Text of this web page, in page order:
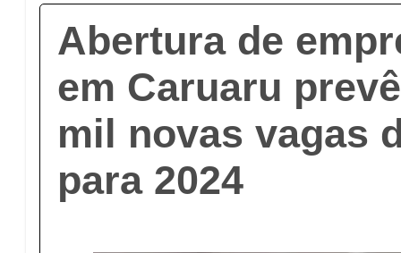
Abertura de
em Caruaru
mil novas vagas
para 2024